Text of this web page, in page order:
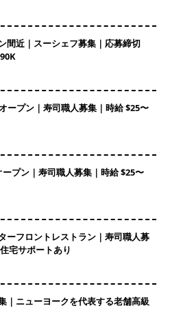
間近｜スーシェフ募集｜応募締切
ープン｜寿司職人募集｜時給 $25〜
プン｜寿司職人募集｜時給 $25〜
ーフロントレストラン｜寿司職人募
宅サポートあり
｜ニューヨークを代表する老舗高級